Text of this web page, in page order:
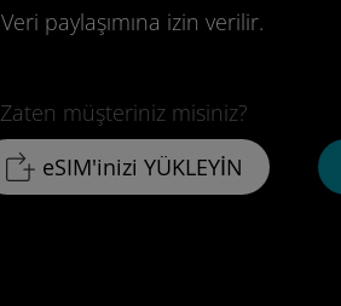
Veri paylaşımına izin verilir.
Zaten müşteriniz misiniz?
eSIM'inizi YÜKLEYİN